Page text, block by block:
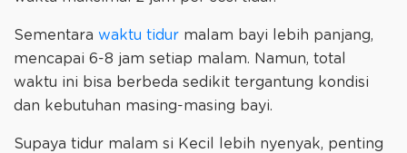
Sementara waktu tidur malam bayi lebih panjang,
mencapai 6-8 jam setiap malam. Namun, total
waktu ini bisa berbeda sedikit tergantung kondisi
dan kebutuhan masing-masing bayi.
Supaya tidur malam si Kecil lebih nyenyak, penting